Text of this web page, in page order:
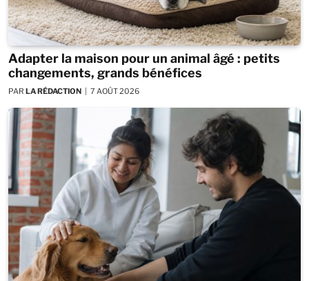
Adapter la maison pour un animal âgé : petits
changements, grands bénéfices
PAR LA RÉDACTION 7 AOÛT 2026